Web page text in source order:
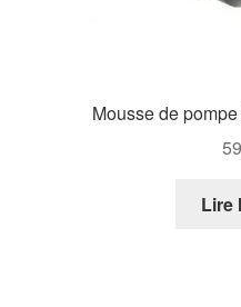
Mousse de
Lire